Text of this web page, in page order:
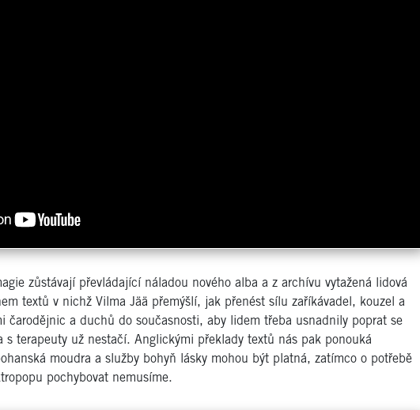
zůstávají převládající náladou nového alba a z archívu vytažená lidová
textů v nichž Vilma Jää přemýšlí, jak přenést sílu zaříkávadel, kouzel a
čarodějnic a duchů do současnosti, aby lidem třeba usnadnily poprat se
s terapeuty už nestačí. Anglickými překlady textů nás pak ponouká
moudra a služby bohyň lásky mohou být platná, zatímco o potřebě
pochybovat nemusíme.